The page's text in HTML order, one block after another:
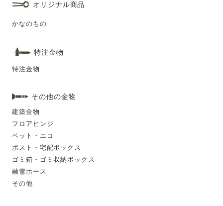
オリジナル商品
かなのもの
特注金物
特注金物
その他の金物
建築金物
フロアヒンジ
ペット・エコ
ポスト・宅配ボックス
ゴミ箱・ゴミ収納ボックス
融雪ホース
その他